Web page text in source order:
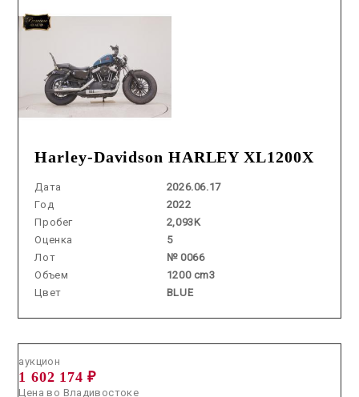
Harley-Davidson HARLEY XL1200X
Дата
2026.06.17
Год
2022
Пробег
2,093K
Оценка
5
Лот
№ 0066
Объем
1200 cm3
Цвет
BLUE
аукцион
1 602 174 ₽
Цена во Владивостоке